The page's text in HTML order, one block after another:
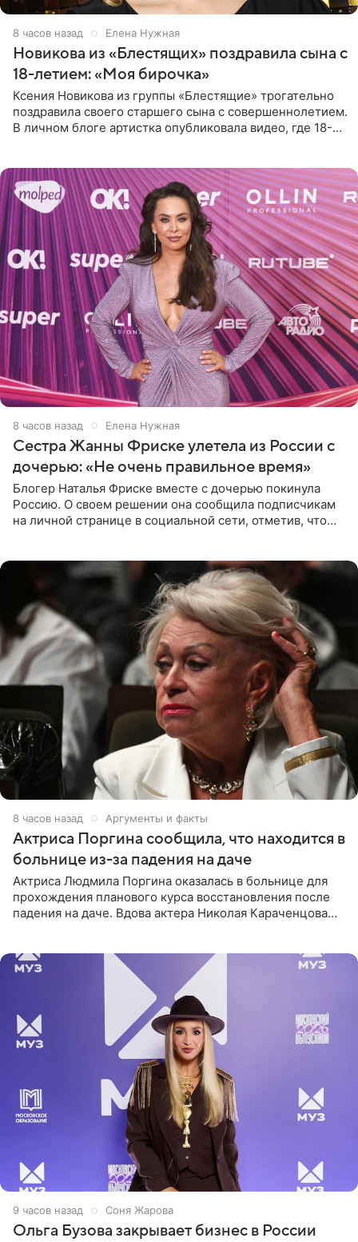
8 часов назад Елена Нужная
Новикова из «Блестящих» поздравила сына с
18-летием: «Моя бирочка»
Ксения Новикова из группы «Блестящие» трогательно
поздравила своего старшего сына с совершеннолетием.
В личном блоге артистка опубликовала видео, где 18-
8 часов назад Елена Нужная
Сестра Жанны Фриске улетела из России с
дочерью: «Не очень правильное время»
Блогер Наталья Фриске вместе с дочерью покинула
Россию. О своем решении она сообщила подписчикам
на личной странице в социальной сети, отметив, что
8 часов назад Аргументы и факты
Актриса Поргина сообщила, что находится в
больнице из-за падения на даче
Актриса Людмила Поргина оказалась в больнице для
прохождения планового курса восстановления после
падения на даче. Вдова актера Николая Караченцова
9 часов назад Соня Жарова
Ольга Бузова закрывает бизнес в России